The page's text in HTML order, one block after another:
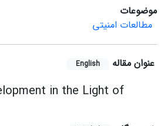
موضوعات
مطالعات امنیتی
عنوان مقاله English
in the Light of